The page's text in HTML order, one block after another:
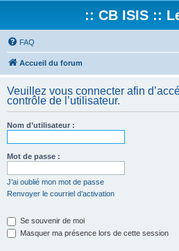
:: CB ISIS ::
FAQ
Accueil du forum
Veuillez vous connecter afin
contrôle de l’utilisateur.
Nom d’utilisateur :
Mot de passe :
J’ai oublié mon mot de passe
Renvoyer le courriel d’activation
Se souvenir de moi
Masquer ma présence lors de cette session